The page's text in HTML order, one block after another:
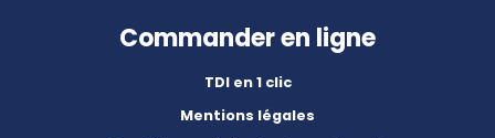
Commander en ligne
TDI en 1 clic
Mentions légales